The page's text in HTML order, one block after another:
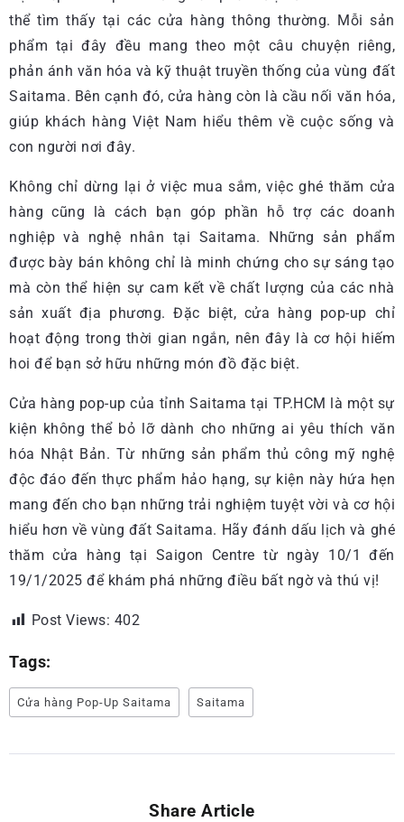
thể tìm thấy tại các cửa hàng thông thường. Mỗi sản
phẩm tại đây đều mang theo một câu chuyện riêng,
phản ánh văn hóa và kỹ thuật truyền thống của vùng đất
Saitama. Bên cạnh đó, cửa hàng còn là cầu nối văn hóa,
giúp khách hàng Việt Nam hiểu thêm về cuộc sống và
con người nơi đây.
Không chỉ dừng lại ở việc mua sắm, việc ghé thăm cửa
hàng cũng là cách bạn góp phần hỗ trợ các doanh
nghiệp và nghệ nhân tại Saitama. Những sản phẩm
được bày bán không chỉ là minh chứng cho sự sáng tạo
mà còn thể hiện sự cam kết về chất lượng của các nhà
sản xuất địa phương. Đặc biệt, cửa hàng pop-up chỉ
hoạt động trong thời gian ngắn, nên đây là cơ hội hiếm
hoi để bạn sở hữu những món đồ đặc biệt.
Cửa hàng pop-up của tỉnh Saitama tại TP.HCM là một sự
kiện không thể bỏ lỡ dành cho những ai yêu thích văn
hóa Nhật Bản. Từ những sản phẩm thủ công mỹ nghệ
độc đáo đến thực phẩm hảo hạng, sự kiện này hứa hẹn
mang đến cho bạn những trải nghiệm tuyệt vời và cơ hội
hiểu hơn về vùng đất Saitama. Hãy đánh dấu lịch và ghé
thăm cửa hàng tại Saigon Centre từ ngày 10/1 đến
19/1/2025 để khám phá những điều bất ngờ và thú vị!
Post Views: 402
Tags:
Cửa hàng Pop-Up Saitama Saitama
Share Article